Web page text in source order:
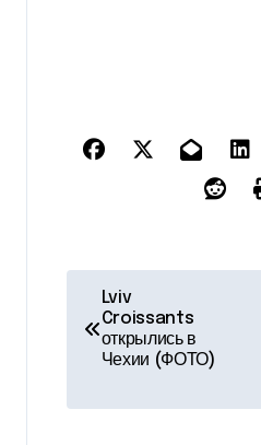
Lviv
Croissants
открылись в
Чехии (ФОТО)